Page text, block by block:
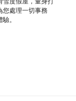
您處理一切事務
。